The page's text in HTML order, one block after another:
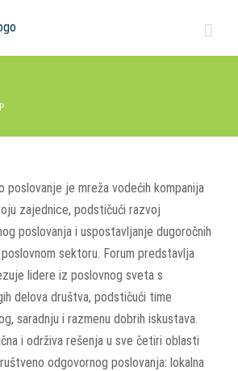
poslovanje je mreža vodećih kompanija
zajednice, podstičući razvoj
poslovanja i uspostavljanje dugoročnih
sektoru. Forum predstavlja
lidere iz poslovnog sveta s
delova društva, podstičući time
saradnju i razmenu dobrih iskustava.
i održiva rešenja u sve četiri oblasti
odgovornog poslovanja: lokalna